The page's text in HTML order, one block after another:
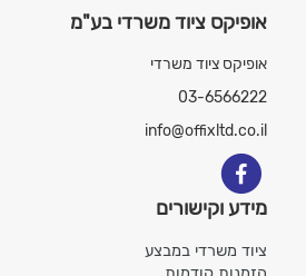
אופיקס ציוד משרדי בע"מ
אופיקס ציוד משרדי
03-6566222
info@offixltd.co.il
מידע וקישורים
ציוד משרדי במבצע